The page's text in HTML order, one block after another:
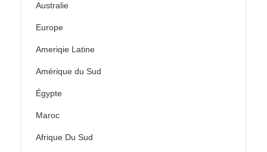
Australie
Europe
Ameriqie Latine
Amérique du Sud
Égypte
Maroc
Afrique Du Sud